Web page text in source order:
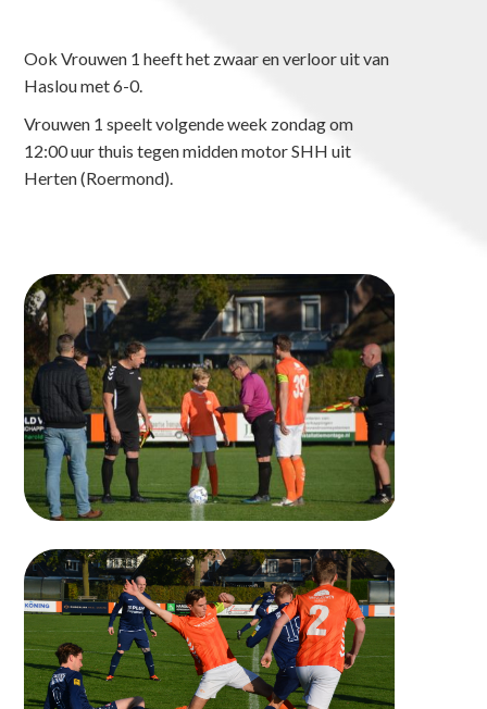
Ook Vrouwen 1 heeft het zwaar en verloor uit van
Haslou met 6-0.
Vrouwen 1 speelt volgende week zondag om
12:00 uur thuis tegen midden motor SHH uit
Herten (Roermond).